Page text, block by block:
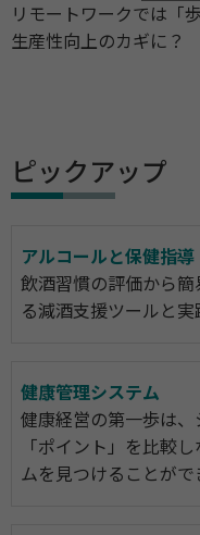
リモートワークでは「
生産性向上のカギに？
ピックアップ
アルコールと保健指導
飲酒習慣の評価から簡
る減酒支援ツールと実
健康管理システム
健康経営の第一歩は
「ポイント」を比較
ムを見つけることがで